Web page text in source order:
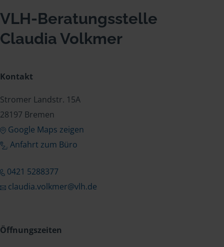
VLH-Beratungsstelle
Claudia Volkmer
Kontakt
Stromer Landstr. 15A
28197 Bremen
Google Maps zeigen
Anfahrt zum Büro
0421 5288377
claudia.volkmer@vlh.de
Öffnungszeiten